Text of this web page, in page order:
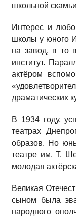
школьной
Интерес и
школы у юного
на завод, в то
институт.
актёром
драматических
В 1934 году,
театрах
образов. Но
театре им. Т.
молодая
Великая
сыном была
народного